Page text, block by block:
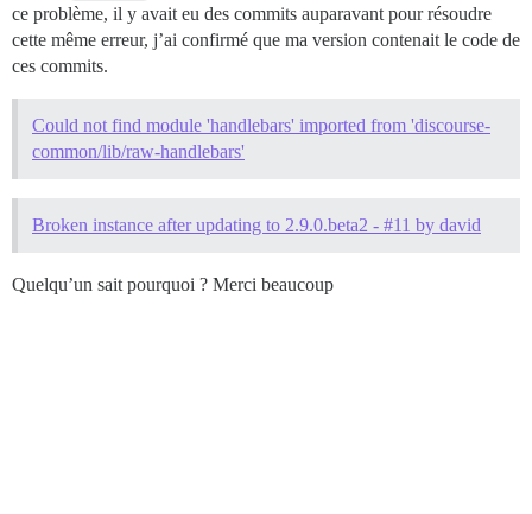
ce problème, il y avait eu des commits auparavant pour résoudre
cette même erreur, j’ai confirmé que ma version contenait le code de
ces commits.
Could not find module 'handlebars' imported from 'discourse-
common/lib/raw-handlebars'
Broken instance after updating to 2.9.0.beta2 - #11 by david
Quelqu’un sait pourquoi ? Merci beaucoup